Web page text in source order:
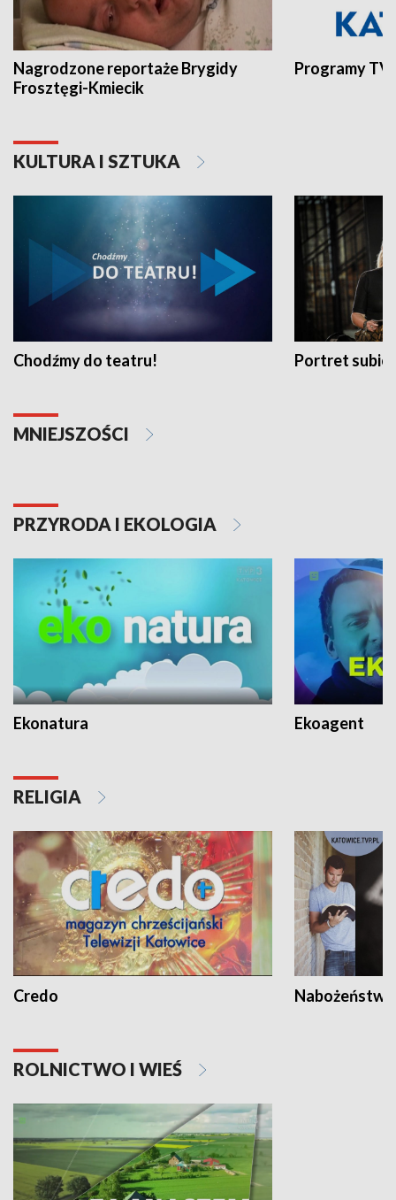
Nagrodzone reportaże Brygidy
Frosztęgi-Kmiecik
Programy
KULTURA I SZTUKA
Chodźmy do teatru! Portret
MNIEJSZOŚCI
PRZYRODA I EKOLOGIA
Ekonatura Ekoagent
RELIGIA
Credo
ROLNICTWO I WIEŚ